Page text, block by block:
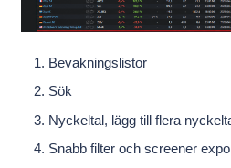
Bevakningslistor
Sök
Nyckeltal, lägg till flera
Snabb filter och screener